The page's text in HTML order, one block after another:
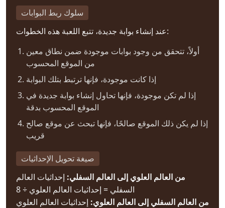
سلوك ربط البوابات
عند إنشاء بوابة جديدة، تتبع اللعبة هذه الخطوات:
أولاً، تتحقق من وجود بوابات موجودة ضمن نطاق معين
من الموقع المحسوب
إذا كانت موجودة، فإنها ترتبط بتلك البوابة
إذا لم تكن موجودة، فإنها تحاول إنشاء بوابة جديدة في
الموقع المحسوب بدقة
إذا لم يكن ذلك الموقع صالحًا، فإنها تبحث عن موقع صالح
قريب
صيغة تحويل الإحداثيات
من العالم العلوي إلى العالم السفلي: إحداثيات العالم
السفلي = إحداثيات العالم العلوي ÷ 8
من العالم السفلي إلى العالم العلوي: إحداثيات العالم العلوي